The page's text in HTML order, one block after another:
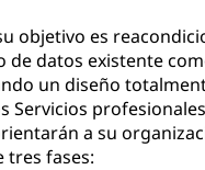
objetivo es
de datos existente
un diseño
Servicios
a su
tres fases: